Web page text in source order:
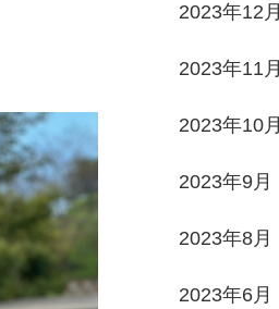
2023年12月
2023年11月
2023年10月
2023年9月
2023年8月
2023年6月